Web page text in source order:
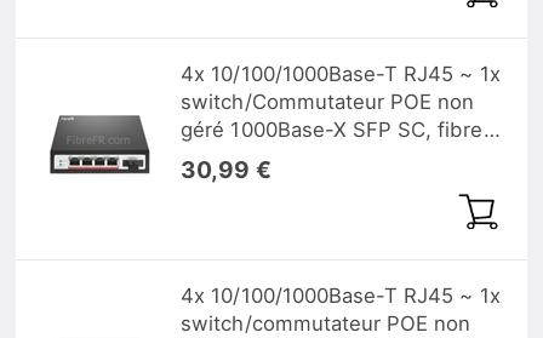
4x 10/100/1000Base-T RJ45 ~ 1x
switch/Commutateur POE non
géré 1000Base-X SFP SC, fibre
unique, 1310nm/1550nm 20km
30,99 €
4x 10/100/1000Base-T RJ45 ~ 1x
switch/commutateur POE non